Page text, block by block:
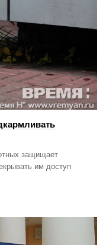
защищает
им доступ